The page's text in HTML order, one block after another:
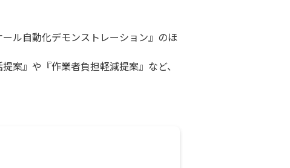
ル自動化デモンストレーション』のほ
案』や『作業者負担軽減提案』など、